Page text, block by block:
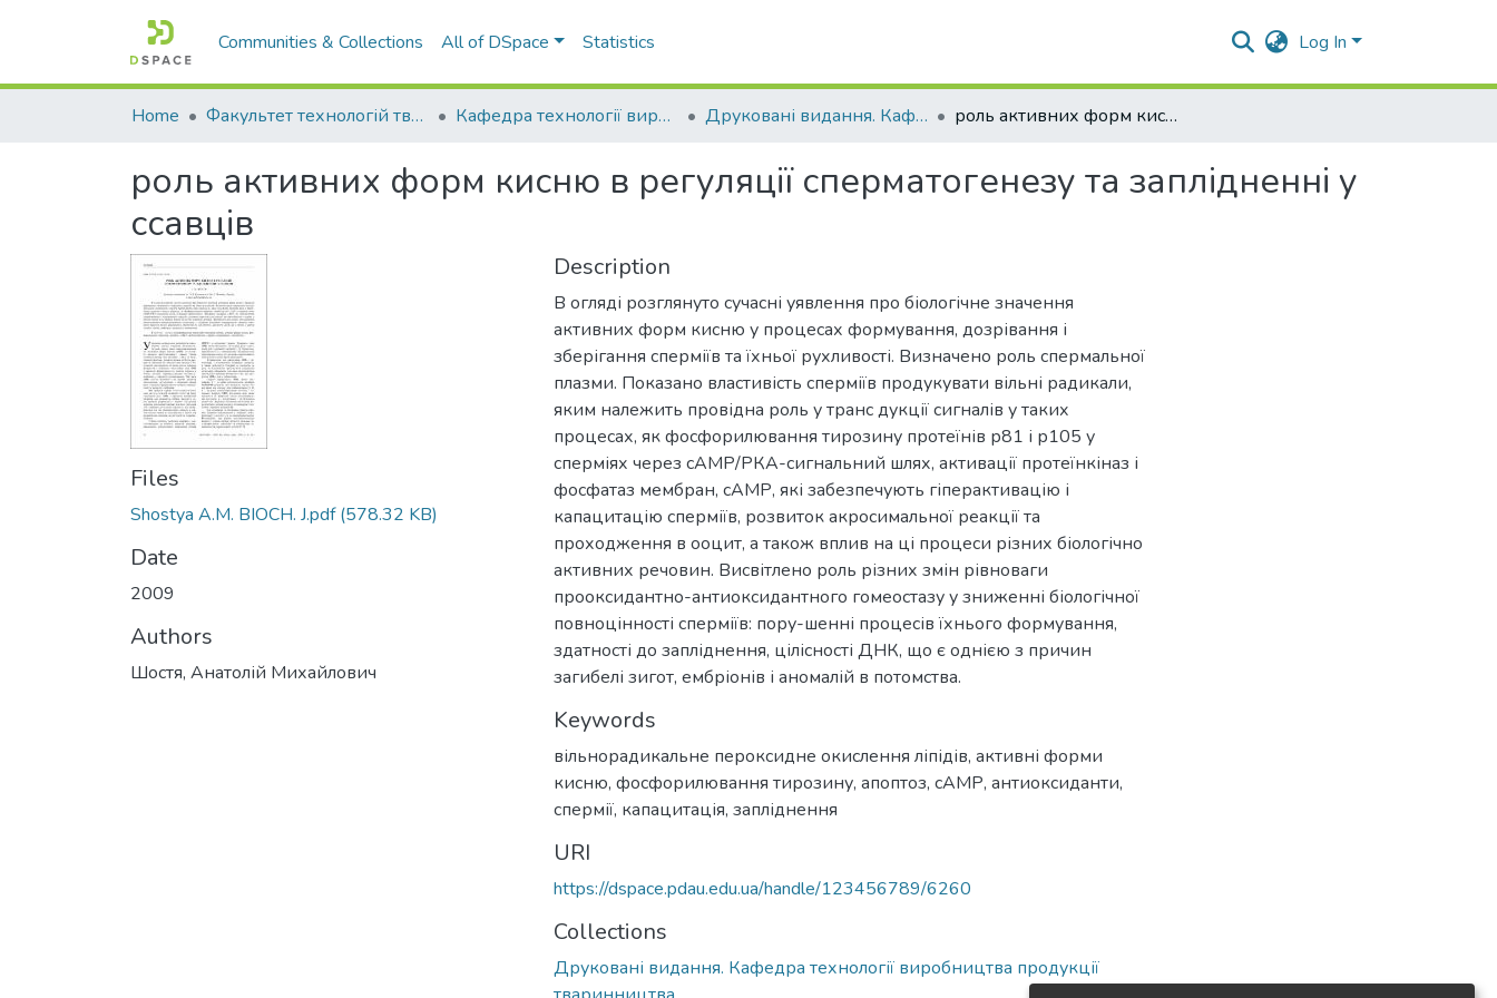
Communities & Collections All of DSpace Statistics Log In
Home Факультет технологій тваринництва та продовольства Кафедра технології виробництва продукції тваринництва Друковані видання. Кафедра технології виробництва продукції тваринництва роль активних форм кисню в регуляції сперматогенезу та заплідненні у ссавців
роль активних форм кисню в регуляції сперматогенезу та заплідненні у
ссавців
Files
Shostya А.М. BIOCH. J.pdf(578.32 KB)
Date
2009
Authors
Шостя, Анатолій Михайлович
Description
В огляді розглянуто сучасні уявлення про біологічне значення
активних форм кисню у процесах формування, дозрівання і
зберігання сперміїв та їхньої рухливості. Визначено роль спермальної
плазми. Показано властивість сперміїв продукувати вільні радикали,
яким належить провідна роль у транс­ дукції сигналів у таких
процесах, як фосфорилювання тирозину протеїнів р81 і р105 у
сперміях через сАМР/РКА-сигнальний шлях, активації протеїнкіназ і
фосфатаз мембран, сАМР, які забезпечують гіперактивацію і
капацитацію сперміїв, розвиток акросимальної реакції та
проходження в ооцит, а також вплив на ці процеси різних біологічно
активних речовин. Висвітлено роль різних змін рівноваги
прооксидантно-антиоксидантного гомеостазу у зниженні біологічної
повноцінності сперміїв: пору-шенні процесів їхнього формування,
здатності до запліднення, цілісності ДНК, що є однією з причин
загибелі зигот, ембріонів і аномалій в потомства.
Keywords
вільнорадикальне пероксидне окислення ліпідів, активні форми
кисню, фосфорилювання тирозину, апоптоз, сАМР, антиоксиданти,
спермії, капацитація, запліднення
URI
https://dspace.pdau.edu.ua/handle/123456789/6260
Collections
Друковані видання. Кафедра технології виробництва продукції